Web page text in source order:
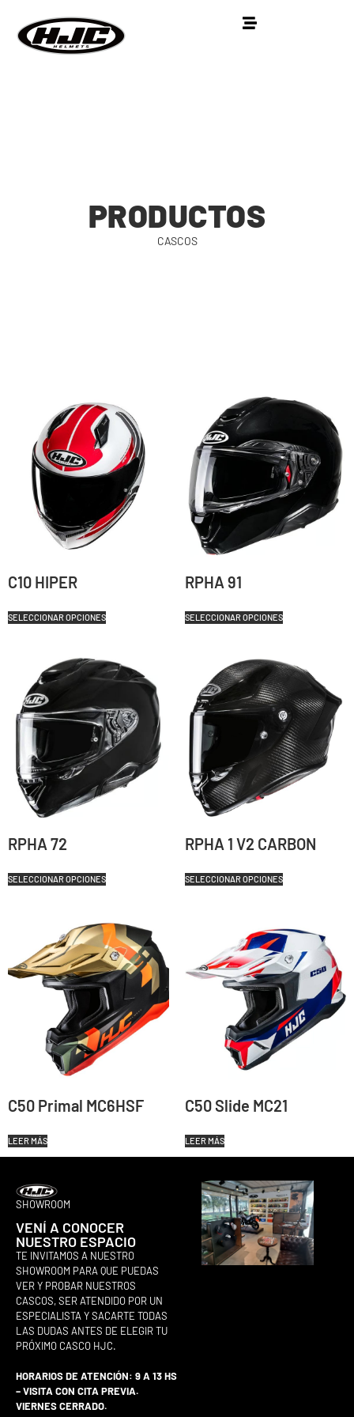
PRODUCTOS
CASCOS
C10 HIPER
SELECCIONAR OPCIONES
RPHA 91
SELECCIONAR OPCIONES
RPHA 72
SELECCIONAR OPCIONES
RPHA 1 V2 CARBON
SELECCIONAR OPCIONES
C50 Primal MC6HSF
LEER MÁS
C50 Slide MC21
LEER MÁS
SHOWROOM
VENÍ A CONOCER
NUESTRO ESPACIO
TE INVITAMOS A NUESTRO
SHOWROOM PARA QUE PUEDAS
VER Y PROBAR NUESTROS
CASCOS, SER ATENDIDO POR UN
ESPECIALISTA Y SACARTE TODAS
LAS DUDAS ANTES DE ELEGIR TU
PRÓXIMO CASCO HJC.
HORARIOS DE ATENCIÓN: 9 A 13 HS
– VISITA CON CITA PREVIA.
VIERNES CERRADO.